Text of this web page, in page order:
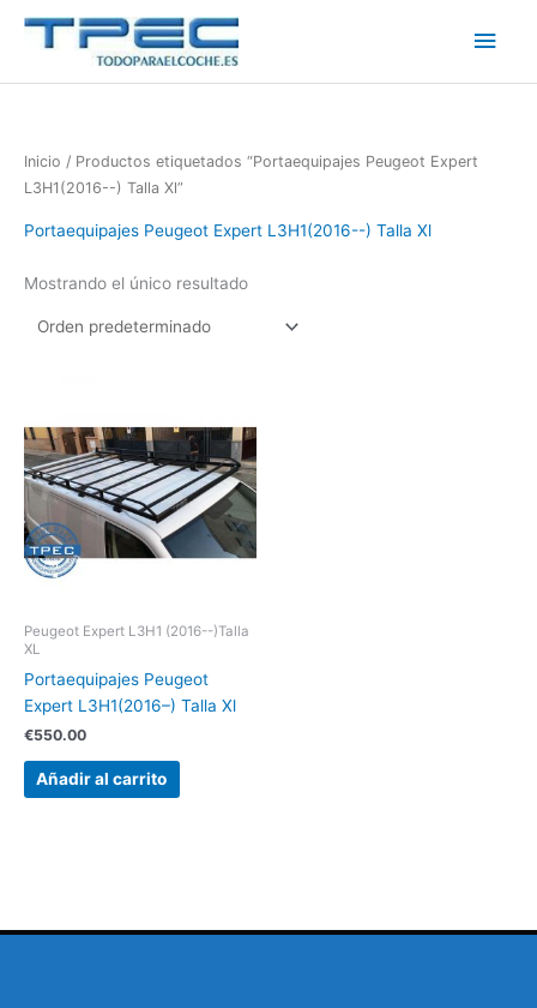
Inicio / Productos etiquetados “Portaequipajes Peugeot Expert
L3H1(2016--) Talla Xl”
Portaequipajes Peugeot Expert L3H1(2016--) Talla Xl
Mostrando el único resultado
Peugeot Expert L3H1 (2016--)Talla
XL
Portaequipajes Peugeot
Expert L3H1(2016–) Talla Xl
€550.00
Añadir al carrito